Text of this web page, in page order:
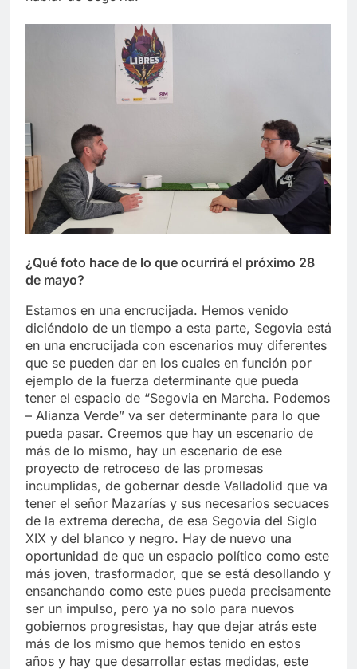
¿Qué foto hace de lo que ocurrirá el próximo 28
de mayo?
Estamos en una encrucijada. Hemos venido
diciéndolo de un tiempo a esta parte, Segovia está
en una encrucijada con escenarios muy diferentes
que se pueden dar en los cuales en función por
ejemplo de la fuerza determinante que pueda
tener el espacio de “Segovia en Marcha. Podemos
– Alianza Verde” va ser determinante para lo que
pueda pasar. Creemos que hay un escenario de
más de lo mismo, hay un escenario de ese
proyecto de retroceso de las promesas
incumplidas, de gobernar desde Valladolid que va
tener el señor Mazarías y sus necesarios secuaces
de la extrema derecha, de esa Segovia del Siglo
XIX y del blanco y negro. Hay de nuevo una
oportunidad de que un espacio político como este
más joven, trasformador, que se está desollando y
ensanchando como este pues pueda precisamente
ser un impulso, pero ya no solo para nuevos
gobiernos progresistas, hay que dejar atrás este
más de los mismo que hemos tenido en estos
años y hay que desarrollar estas medidas, este